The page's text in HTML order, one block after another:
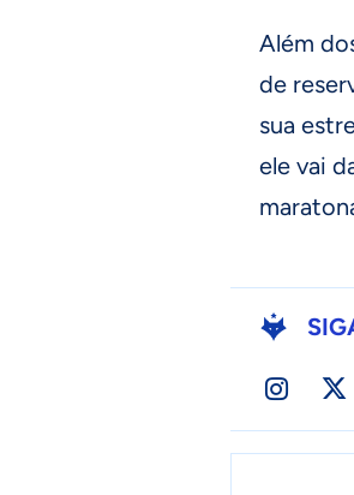
Além
de
sua
ele vai